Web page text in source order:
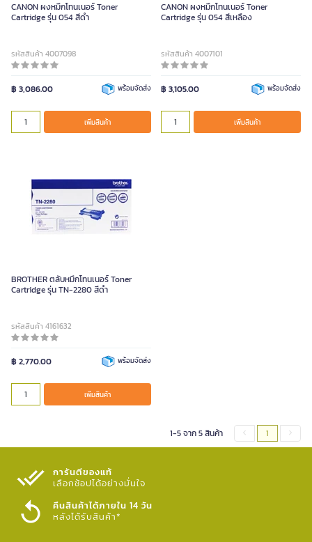
CANON ผงหมึกโทนเนอร์ Toner
Cartridge รุ่น 054 สีดำ
รหัสสินค้า 4007098
฿ 3,086.00 พร้อมจัดส่ง
เพิ่มสินค้า
CANON ผงหมึกโทนเนอร์ Toner
Cartridge รุ่น 054 สีเหลือง
รหัสสินค้า 4007101
฿ 3,105.00 พร้อมจัดส่ง
เพิ่มสินค้า
BROTHER ตลับหมึกโทนเนอร์ Toner
Cartridge รุ่น TN-2280 สีดำ
รหัสสินค้า 4161632
฿ 2,770.00 พร้อมจัดส่ง
เพิ่มสินค้า
1-5 จาก 5 สินค้า 1
การันตีของแท้
เลือกช้อปได้อย่างมั่นใจ​
คืนสินค้าได้ภายใน 14 วัน
หลังได้รับสินค้า*